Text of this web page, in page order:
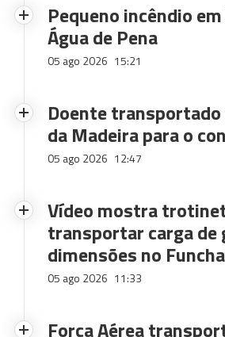
Pequeno incêndio
Água de Pena
05 ago 2026 15:21
Doente
da Madeira para o
05 ago 2026 12:47
Vídeo mostra
transportar carga de
dimensões no
05 ago 2026 11:33
Força Aérea